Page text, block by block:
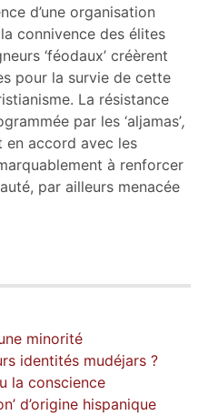
d’une organisation
connivence des élites
‘féodaux’ créèrent
pour la survie de cette
La résistance
par les ‘aljamas’,
en accord avec les
à renforcer
par ailleurs menacée
minorité
identités mudéjars ?
la conscience
d’origine hispanique